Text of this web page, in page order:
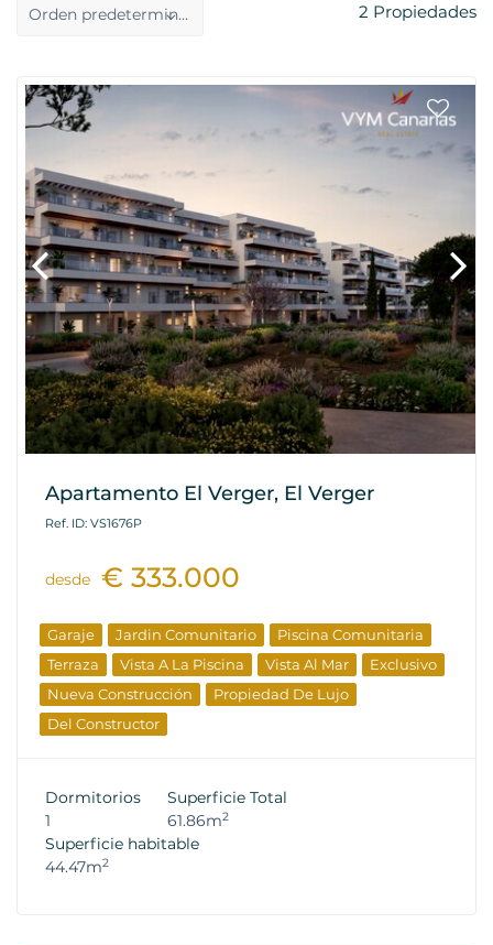
Orden predeterminado 2 Propiedades
Apartamento El Verger, El Verger
Ref. ID: VS1676P
desde € 333.000
Garaje Jardin Comunitario
Piscina Comunitaria
Terraza
Vista A La Piscina Vista Al Mar
Exclusivo
Nueva Construcción
Propiedad De Lujo
Del Constructor
Dormitorios
1
Superficie Total
61.86m2
Superficie habitable
44.47m2